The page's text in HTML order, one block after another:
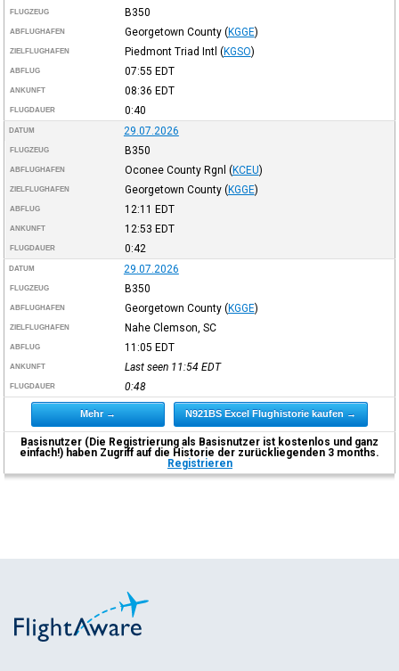
FLUGZEUG B350
ABFLUGHAFEN Georgetown County (KGGE)
ZIELFLUGHAFEN Piedmont Triad Intl (KGSO)
ABFLUG 07:55 EDT
ANKUNFT 08:36 EDT
FLUGDAUER 0:40
DATUM 29.07.2026
FLUGZEUG B350
ABFLUGHAFEN Oconee County Rgnl (KCEU)
ZIELFLUGHAFEN Georgetown County (KGGE)
ABFLUG 12:11 EDT
ANKUNFT 12:53 EDT
FLUGDAUER 0:42
DATUM 29.07.2026
FLUGZEUG B350
ABFLUGHAFEN Georgetown County (KGGE)
ZIELFLUGHAFEN Nahe Clemson, SC
ABFLUG 11:05 EDT
ANKUNFT Last seen 11:54 EDT
FLUGDAUER 0:48
Mehr → N921BS Excel Flughistorie kaufen →
Basisnutzer (Die Registrierung als Basisnutzer ist kostenlos und ganz
einfach!) haben Zugriff auf die Historie der zurückliegenden 3 months.
Registrieren